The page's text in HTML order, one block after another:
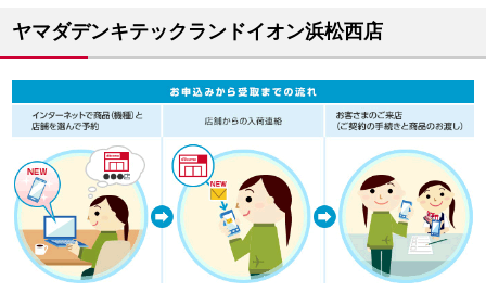
ヤマダデンキテックランドイオン浜松西店